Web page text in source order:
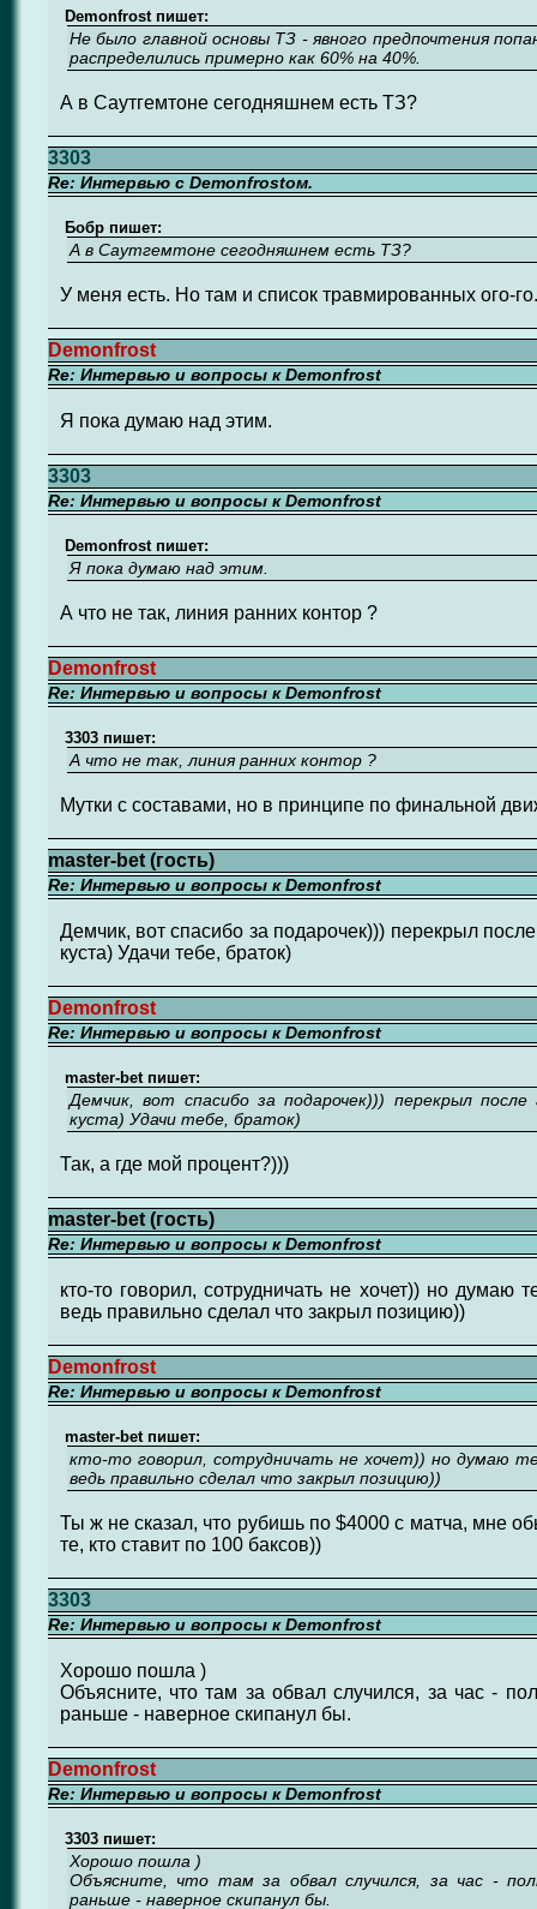
Demonfrost пишет:
Не было главной основы ТЗ - явного предпочтения
распределились примерно как 60% на 40%.
А в Саутгемтоне сегодняшнем есть ТЗ?
3303
Re: Интервью с Demonfrostом.
Бобр пишет:
А в Саутгемтоне сегодняшнем есть ТЗ?
У меня есть. Но там и список травмированных ого-го.
Demonfrost
Re: Интервью и вопросы к Demonfrost
Я пока думаю над этим.
3303
Re: Интервью и вопросы к Demonfrost
Demonfrost пишет:
Я пока думаю над этим.
А что не так, линия ранних контор ?
Demonfrost
Re: Интервью и вопросы к Demonfrost
3303 пишет:
А что не так, линия ранних контор ?
Мутки с составами, но в принципе по финальной
master-bet (гость)
Re: Интервью и вопросы к Demonfrost
Демчик, вот спасибо за подарочек))) перекрыл
куста) Удачи тебе, браток)
Demonfrost
Re: Интервью и вопросы к Demonfrost
master-bet пишет:
Демчик, вот спасибо за подарочек))) перекрыл
куста) Удачи тебе, браток)
Так, а где мой процент?)))
master-bet (гость)
Re: Интервью и вопросы к Demonfrost
кто-то говорил, сотрудничать не хочет)) но думаю
ведь правильно сделал что закрыл позицию))
Demonfrost
Re: Интервью и вопросы к Demonfrost
master-bet пишет:
кто-то говорил, сотрудничать не хочет)) но думаю
ведь правильно сделал что закрыл позицию))
Ты ж не сказал, что рубишь по $4000 с матча, мне
те, кто ставит по 100 баксов))
3303
Re: Интервью и вопросы к Demonfrost
Хорошо пошла )
Объясните, что там за обвал случился, за час -
раньше - наверное скипанул бы.
Demonfrost
Re: Интервью и вопросы к Demonfrost
3303 пишет:
Хорошо пошла )
Объясните, что там за обвал случился, за час -
раньше - наверное скипанул бы.